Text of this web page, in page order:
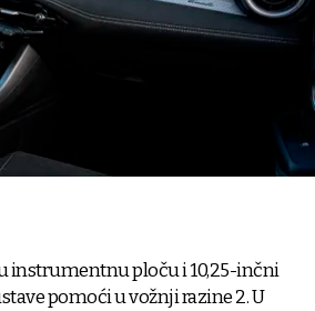
instrumentnu ploču i 10,25-inčni
pomoći u vožnji razine 2. U